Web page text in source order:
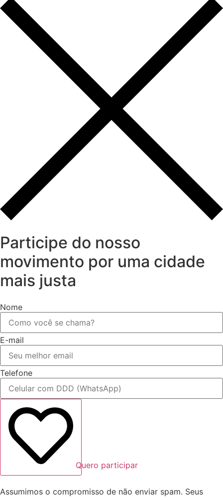
Participe do nosso
movimento por uma cidade
mais justa
Nome
E-mail
Telefone
Quero participar
Assumimos o compromisso de não enviar spam. Seus